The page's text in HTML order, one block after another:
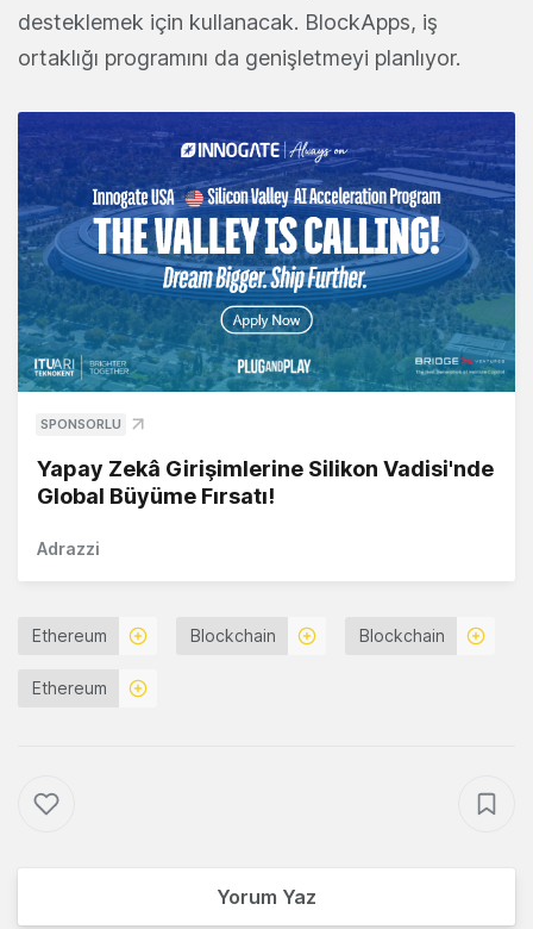
desteklemek için kullanacak. BlockApps, iş
ortaklığı programını da genişletmeyi planlıyor.
SPONSORLU
Yapay Zekâ Girişimlerine Silikon Vadisi'nde
Global Büyüme Fırsatı!
Adrazzi
Ethereum Blockchain Blockchain
Ethereum
Yorum Yaz